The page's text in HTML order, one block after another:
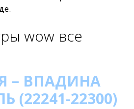
wow все
– ВПАДИНА
(22241-22300)